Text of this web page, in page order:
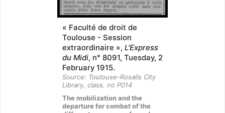
« Faculté de droit de
Toulouse - Session
extraordinaire », L'Express
du Midi, n° 8091, Tuesday, 2
February 1915.
Source: Toulouse-Rosalis City
Library, class. no P014
The mobilization and the
departure for combat of the